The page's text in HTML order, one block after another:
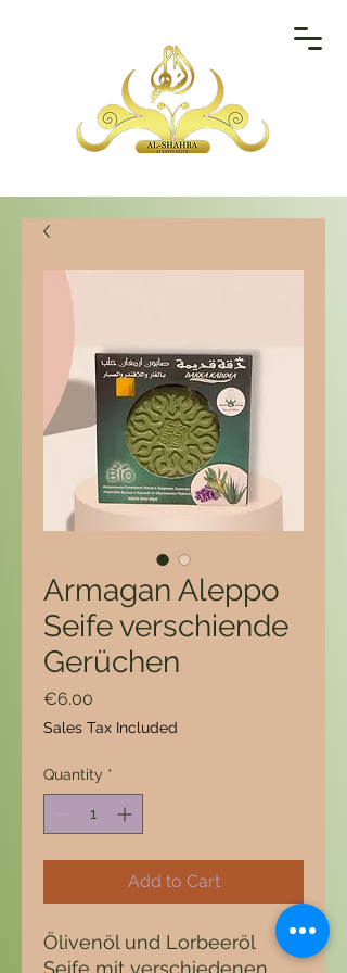
Armagan Aleppo
Seife verschiende
Gerüchen
€6.00
Sales Tax Included
Quantity *
Add to Cart
Ölivenöl und Lorbeeröl
Seife mit verschiedenen